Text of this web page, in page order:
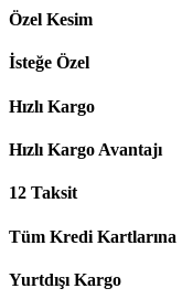
Özel Kesim
İsteğe Özel
Hızlı Kargo
Hızlı Kargo Avantajı
12 Taksit
Tüm Kredi Kartlarına
Yurtdışı Kargo